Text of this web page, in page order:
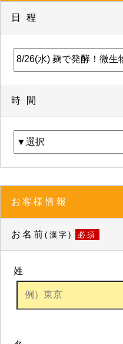
日 程
時 間
お客様情報
お名前(漢字) 必須
姓